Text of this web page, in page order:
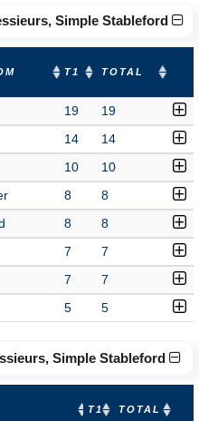
Simple Stableford
T1 TOTAL
19 19
14 14
10 10
8 8
8 8
7 7
7 7
5 5
Simple Stableford
T1 TOTAL